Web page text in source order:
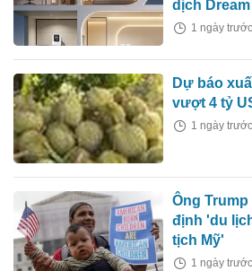
dịch
1 ngày trước
Dự báo
vượt 4 tỷ
1 ngày trước
Ông
định 'du
tịch Mỹ'
1 ngày trước